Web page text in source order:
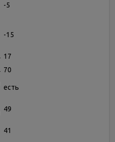
-5
-15
17
70
есть
49
41